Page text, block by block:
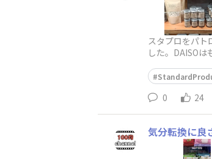
スタプロをパト
した。DAISO
0 24
気分転換に良